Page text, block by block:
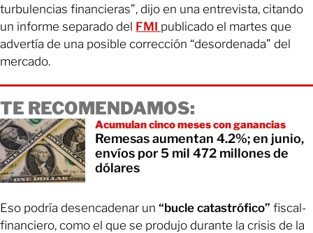
turbulencias financieras”, dijo en una entrevista, citando
un informe separado del FMI publicado el martes que
advertía de una posible corrección “desordenada” del
mercado.
TE RECOMENDAMOS:
Acumulan cinco meses con ganancias
Remesas aumentan 4.2%; en junio,
envíos por 5 mil 472 millones de
dólares
Eso podría desencadenar un “bucle catastrófico” fiscal-
financiero, como el que se produjo durante la crisis de la